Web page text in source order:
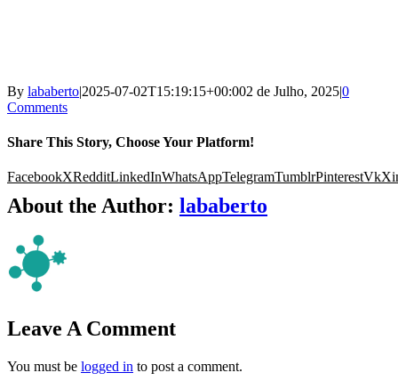
By lababerto|2025-07-02T15:19:15+00:002 de Julho, 2025|0
Comments
Share This Story, Choose Your Platform!
FacebookXRedditLinkedInWhatsAppTelegramTumblrPinterestVk
About the Author: lababerto
Leave A Comment
You must be logged in to post a comment.